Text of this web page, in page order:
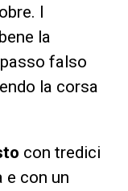
I
la
falso
la corsa
con tredici
e con un